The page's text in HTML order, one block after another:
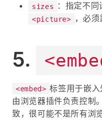
sizes ：指定不
<picture> ，必须
<embed> 标签用于嵌
由浏览器插件负责控制
致，很可能不是所有浏